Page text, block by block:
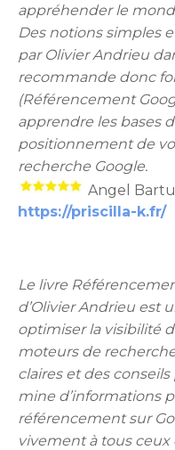
appréhender le
Des notions simples
par Olivier Andrieu
recommande donc
(Référencement
apprendre les bases
positionnement de
recherche Google.
Angel Bartu
https://priscilla-k.fr/
Le livre
d’Olivier Andrieu est
optimiser la visibilité
moteurs de
claires et des
mine d’informations
référencement sur
vivement à tous